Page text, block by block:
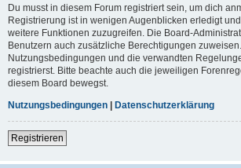
Du musst in diesem Forum registriert sein, um dich
Registrierung ist in wenigen Augenblicken erledigt
weitere Funktionen zuzugreifen. Die Board-
Benutzern auch zusätzliche Berechtigungen
Nutzungsbedingungen und die verwandten
registrierst. Bitte beachte auch die jeweiligen
diesem Board bewegst.
Nutzungsbedingungen | Datenschutzerklärung
Registrieren